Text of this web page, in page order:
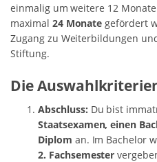
einmalig um weitere 12
maximal 24 Monate gefördert
Zugang zu Weiterbildungen
Stiftung.
Die
Abschluss: Du bist
Staatsexamen, einen
Diplom an. Im Bachelor
2. Fachsemester